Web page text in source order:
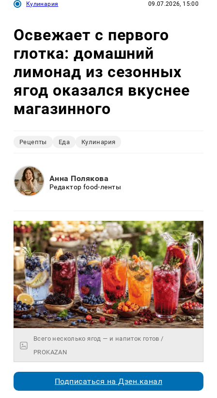
Кулинария 09.07.2026, 15:00
Освежает с первого
глотка: домашний
лимонад из сезонных
ягод оказался вкуснее
магазинного
Рецепты Еда Кулинария
Анна Полякова
Редактор food-ленты
Всего несколько ягод — и напиток готов /
PROKAZAN
Подписаться на Дзен.канал